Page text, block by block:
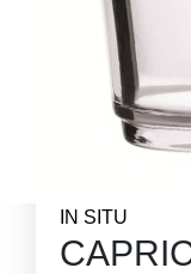
IN SITU